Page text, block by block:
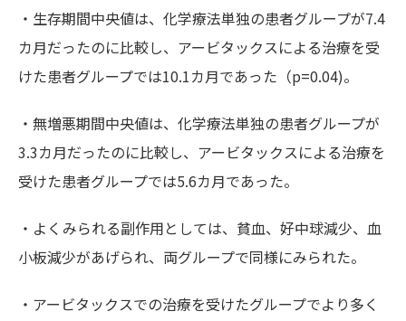
・生存期間中央値は、化学療法単独の患者グループが7.4
カ月だったのに比較し、アービタックスによる治療を受
けた患者グループでは10.1カ月であった（p=0.04)。
・無増悪期間中央値は、化学療法単独の患者グループが
3.3カ月だったのに比較し、アービタックスによる治療を
受けた患者グループでは5.6カ月であった。
・よくみられる副作用としては、貧血、好中球減少、血
小板減少があげられ、両グループで同様にみられた。
・アービタックスでの治療を受けたグループでより多く